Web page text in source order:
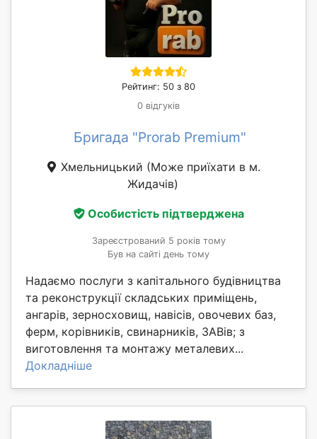
Рейтинг: 50 з 80
0 відгуків
Бригада "Prorab Premium"
Хмельницький (Може приїхати в м.
Жидачів)
Особистість підтверджена
Зареєстрований 5 років тому
Був на сайті день тому
Надаємо послуги з капітального будівництва
та реконструкції складських приміщень,
ангарів, зерносховищ, навісів, овочевих баз,
ферм, корівників, свинарників, ЗАВів; з
виготовлення та монтажу металевих...
Докладніше